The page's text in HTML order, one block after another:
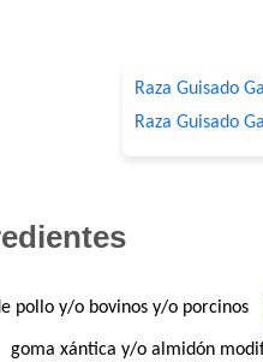
Raza Guisado
Raza Guisado
pollo y/o bovinos y/o porcinos
goma xántica y/o almidón